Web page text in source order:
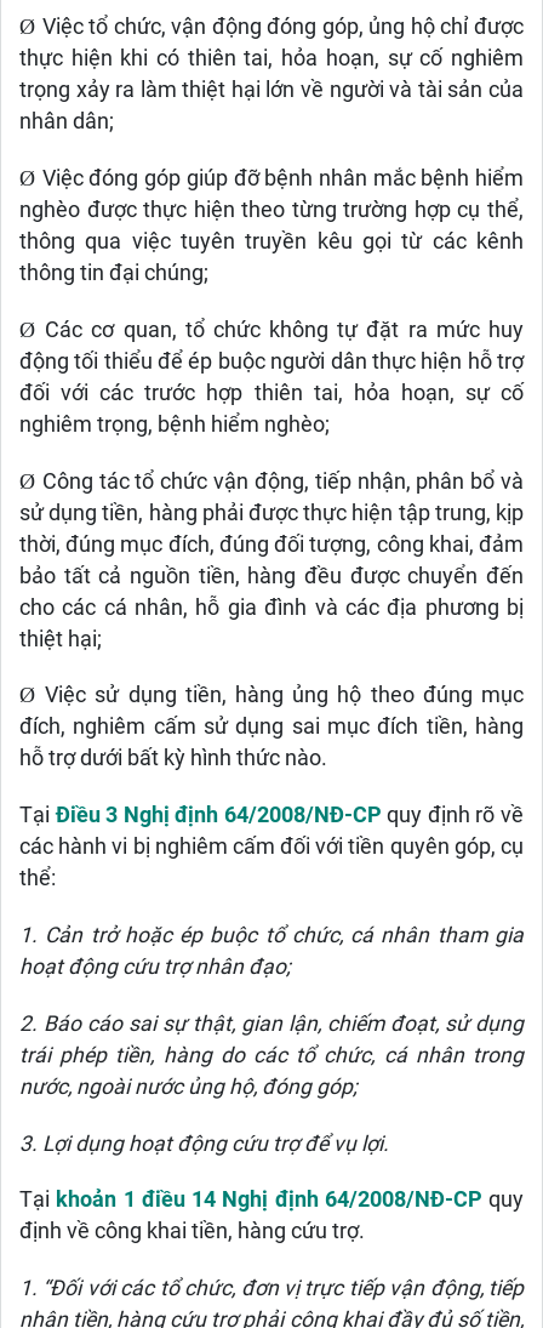
Ø Việc tổ chức, vận động đóng góp, ủng hộ chỉ được
thực hiện khi có thiên tai, hỏa hoạn, sự cố nghiêm
trọng xảy ra làm thiệt hại lớn về người và tài sản của
nhân dân;
Ø Việc đóng góp giúp đỡ bệnh nhân mắc bệnh hiểm
nghèo được thực hiện theo từng trường hợp cụ thể,
thông qua việc tuyên truyền kêu gọi từ các kênh
thông tin đại chúng;
Ø Các cơ quan, tổ chức không tự đặt ra mức huy
động tối thiểu để ép buộc người dân thực hiện hỗ trợ
đối với các trước hợp thiên tai, hỏa hoạn, sự cố
nghiêm trọng, bệnh hiểm nghèo;
Ø Công tác tổ chức vận động, tiếp nhận, phân bổ và
sử dụng tiền, hàng phải được thực hiện tập trung, kịp
thời, đúng mục đích, đúng đối tượng, công khai, đảm
bảo tất cả nguồn tiền, hàng đều được chuyển đến
cho các cá nhân, hỗ gia đình và các địa phương bị
thiệt hại;
ØViệc sử dụng tiền, hàng ủng hộ theo đúng mục
đích, nghiêm cấm sử dụng sai mục đích tiền, hàng
hỗ trợ dưới bất kỳ hình thức nào.
Tại Điều 3 Nghị định 64/2008/NĐ-CP quy định rõ về
các hành vi bị nghiêm cấm đối với tiền quyên góp, cụ
thể:
1. Cản trở hoặc ép buộc tổ chức, cá nhân tham gia
hoạt động cứu trợ nhân đạo;
2. Báo cáo sai sự thật, gian lận, chiếm đoạt, sử dụng
trái phép tiền, hàng do các tổ chức, cá nhân trong
nước, ngoài nước ủng hộ, đóng góp;
3. Lợi dụng hoạt động cứu trợ để vụ lợi.
Tại khoản 1 điều 14 Nghị định 64/2008/NĐ-CP quy
định về công khai tiền, hàng cứu trợ.
1. “Đối với các tổ chức, đơn vị trực tiếp vận động, tiếp
nhận tiền, hàng cứu trợ phải công khai đầy đủ số tiền,